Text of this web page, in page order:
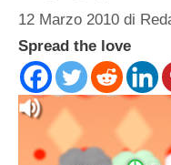
12 Marzo 2010 di
Spread the love